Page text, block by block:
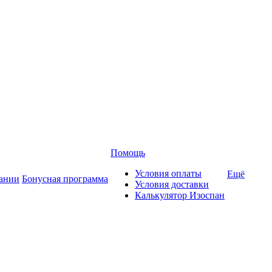
Бонусная программа
Помощь
Условия оплаты
Условия доставки
Калькулятор Изоспан
Ещё